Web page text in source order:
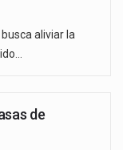
aliviar la
de